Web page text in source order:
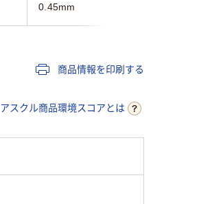
0.45mm
商品情報を印刷する
アスクル商品環境スコアとは